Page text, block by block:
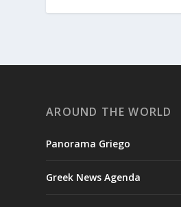
AROUND THE WORLD
Panorama Griego
Greek News Agenda